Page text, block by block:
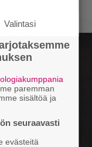
Valintasi
paremman
sisältöä ja
seuraavasti
evästeitä